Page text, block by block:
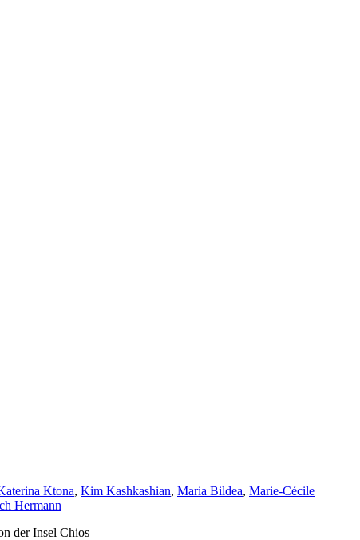
Ktona, Kim Kashkashian, Maria Bildea, Marie-Cécile
Hermann
der Insel Chios